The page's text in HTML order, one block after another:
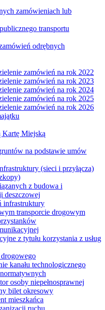
zamówieniach lub
transportu
odrębnych
zamówień na rok 2022
zamówień na rok 2023
zamówień na rok 2024
zamówień na rok 2025
zamówień na rok 2026
Kartę Miejską
na podstawie umów
(sieci i przyłącza)
z budowa i
deszczowej
infrastruktury
transporcie drogowym
z tytułu korzystania z usług
kanału technologicznego
osoby niepełnosprawnej
bilet okresowy
mieszkańca
ruchu